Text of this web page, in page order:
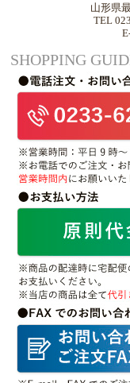
山形県
TEL
SHOPPING